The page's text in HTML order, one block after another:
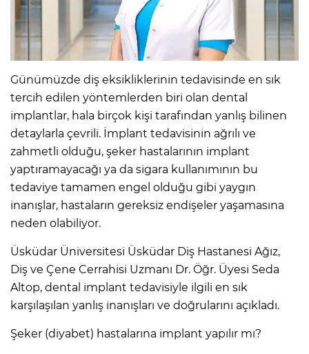
Günümüzde diş eksikliklerinin tedavisinde en sık
tercih edilen yöntemlerden biri olan dental
implantlar, hala birçok kişi tarafından yanlış bilinen
detaylarla çevrili. İmplant tedavisinin ağrılı ve
zahmetli olduğu, şeker hastalarının implant
yaptıramayacağı ya da sigara kullanımının bu
tedaviye tamamen engel olduğu gibi yaygın
inanışlar, hastaların gereksiz endişeler yaşamasına
neden olabiliyor.
Üsküdar Üniversitesi Üsküdar Diş Hastanesi Ağız,
Diş ve Çene Cerrahisi Uzmanı Dr. Öğr. Üyesi Seda
Altop, dental implant tedavisiyle ilgili en sık
karşılaşılan yanlış inanışları ve doğrularını açıkladı.
Şeker (diyabet) hastalarına implant yapılır mı?